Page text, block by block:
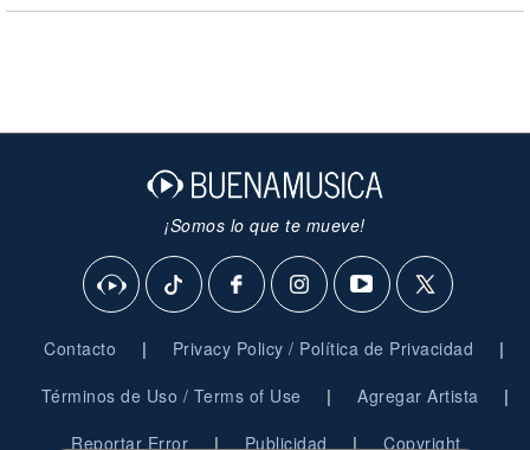
¡Somos lo que te mueve!
Contacto | Privacy Policy / Política de Privacidad |
Términos de Uso / Terms of Use | Agregar Artista |
Reportar Error | Publicidad | Copyright